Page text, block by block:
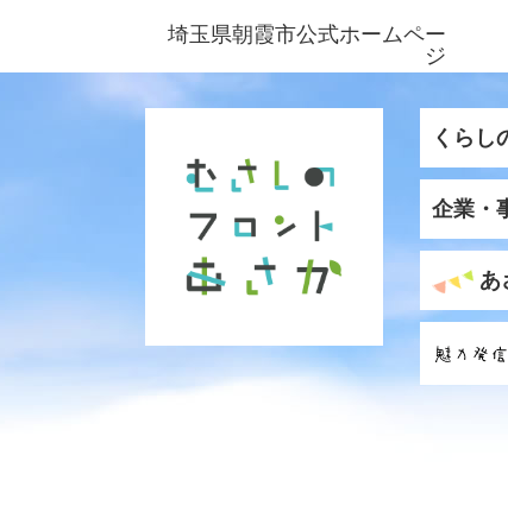
ジ
ュ
埼玉県朝霞市公式ホームペー
ジ
くらし
企業・
あ